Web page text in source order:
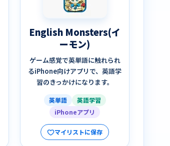
English Monsters(イ
ーモン)
ゲーム感覚で英単語に触れられ
るiPhone向けアプリで、英語学
習のきっかけになります。
英単語
英語学習
iPhoneアプリ
マイリストに保存